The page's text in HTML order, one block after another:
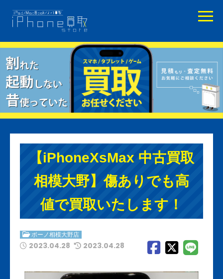
【iPhoneXsMax 中古買取
相模大野】傷ありでも高
値で買取いたします！
ボーノ相模大野店
2023.04.28 2023.04.28